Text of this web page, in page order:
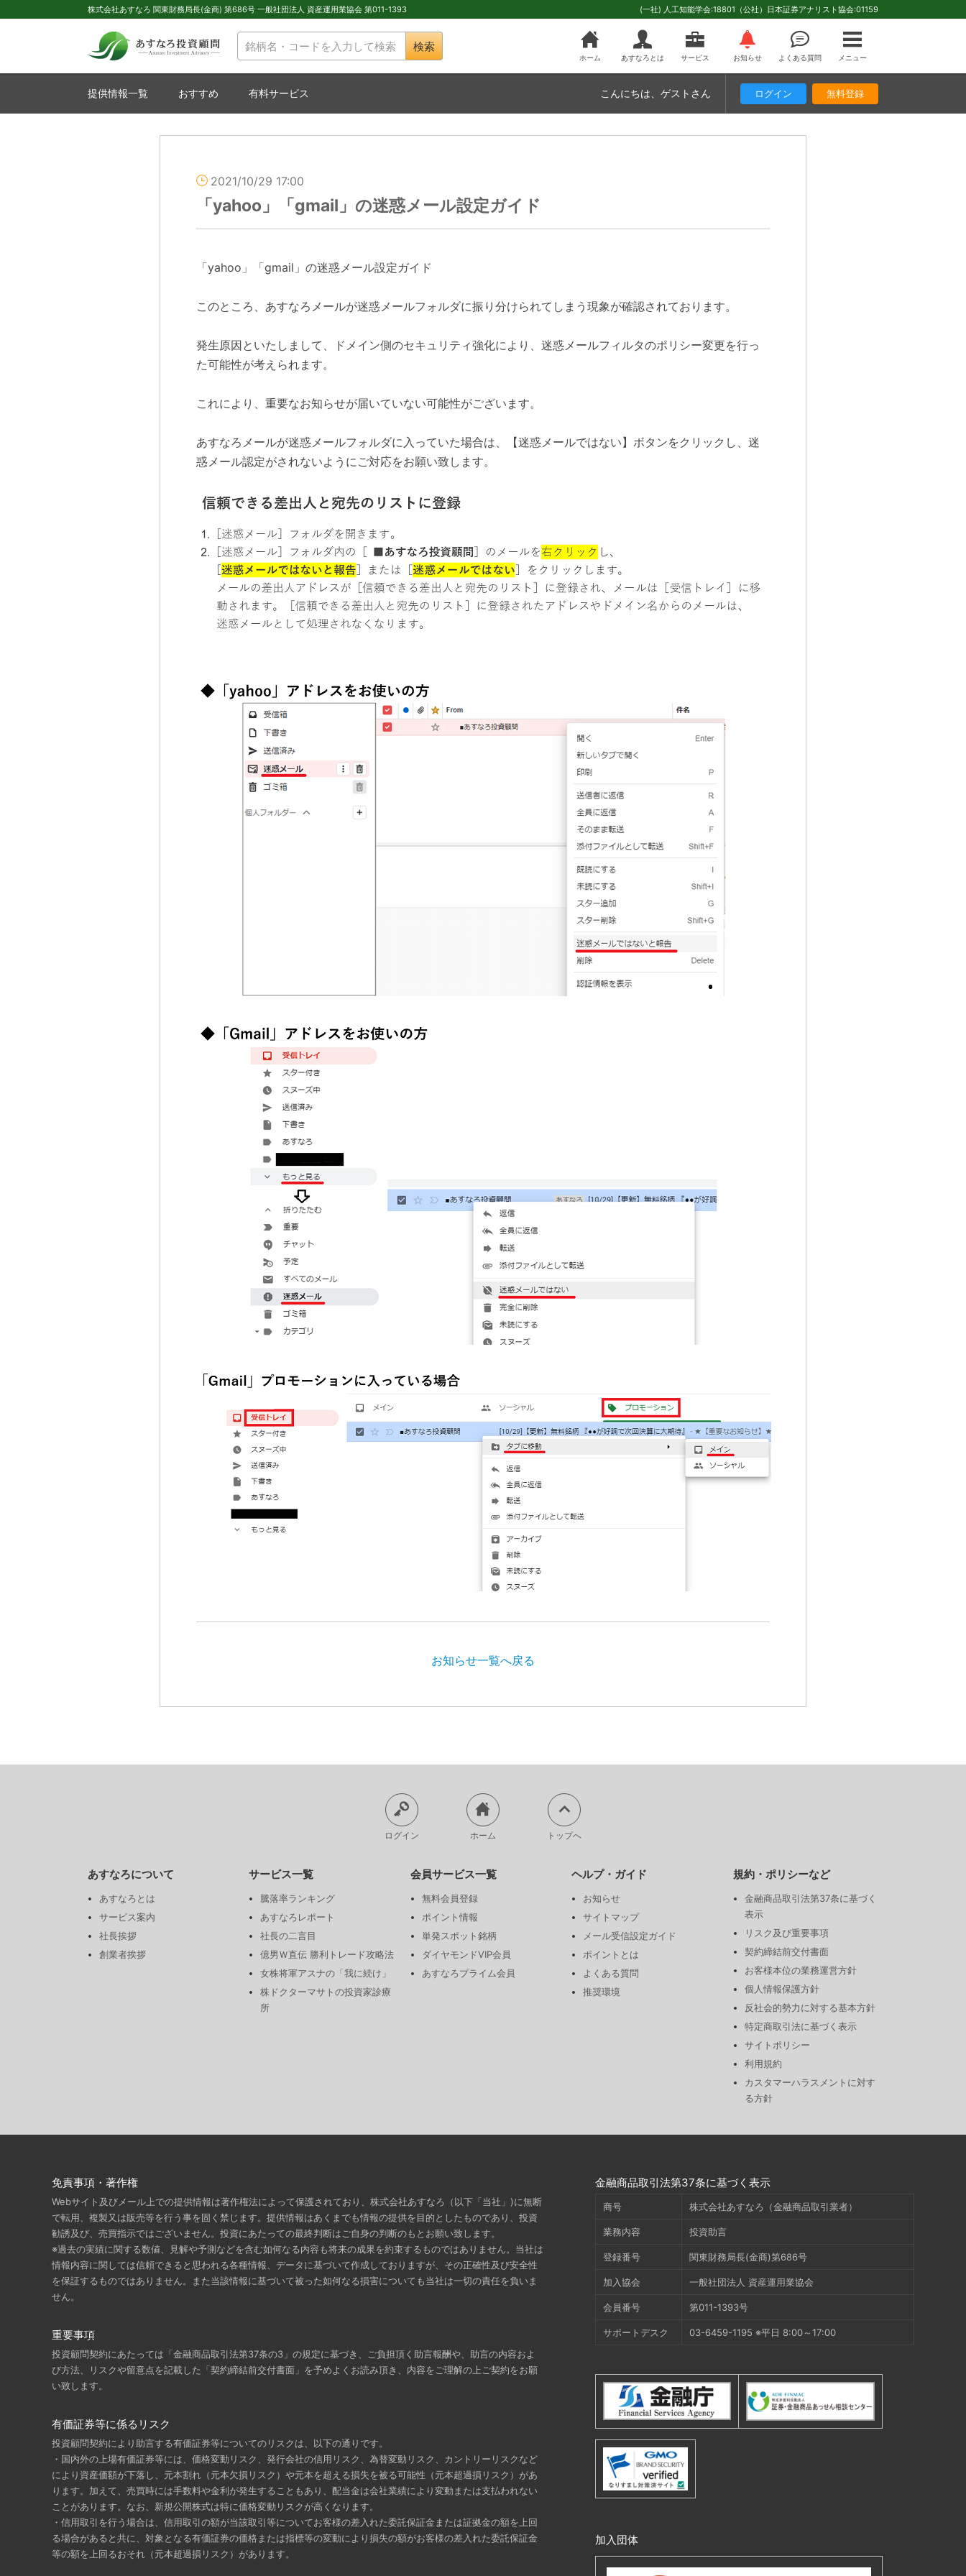
株式会社あすなろ 関東財務局長(金商) 第686号 一般社団法人 資産運用業協会 第011-1393 (一社) 人工知能学会:18801（公社）日本証券アナリスト協会:01159
検索
ホーム あすなろとは サービス お知らせ よくある質問 メニュー
提供情報一覧 おすすめ 有料サービス こんにちは 、ゲストさん ログイン 無料登録
2021/10/29 17:00
「yahoo」「gmail」の迷惑メール設定ガイド
「yahoo」「gmail」の迷惑メール設定ガイド
このところ、あすなろメールが迷惑メールフォルダに振り分けられてしまう現象が確認されております。
発生原因といたしまして、ドメイン側のセキュリティ強化により、迷惑メールフィルタのポリシー変更を行っ
た可能性が考えられます。
これにより、重要なお知らせが届いていない可能性がございます。
あすなろメールが迷惑メールフォルダに入っていた場合は、【迷惑メールではない】ボタンをクリックし、迷
惑メール認定がされないようにご対応をお願い致します。
お知らせ一覧へ戻る
ログイン ホーム トップへ
あすなろについて
あすなろとは
サービス案内
社長挨拶
創業者挨拶
サービス一覧
騰落率ランキング
あすなろレポート
社長の二言目
億男Ｗ直伝 勝利トレード攻略法
女株将軍アスナの「我に続け」
株ドクターマサトの投資家診療
所
会員サービス一覧
無料会員登録
ポイント情報
単発スポット銘柄
ダイヤモンドVIP会員
あすなろプライム会員
ヘルプ・ガイド
お知らせ
サイトマップ
メール受信設定ガイド
ポイントとは
よくある質問
推奨環境
規約・ポリシーなど
金融商品取引法第37条に基づく
表示
リスク及び重要事項
契約締結前交付書面
お客様本位の業務運営方針
個人情報保護方針
反社会的勢力に対する基本方針
特定商取引法に基づく表示
サイトポリシー
利用規約
カスタマーハラスメントに対す
る方針
免責事項・著作権
Webサイト及びメール上での提供情報は著作権法によって保護されており、株式会社あすなろ（以下「当社」)に無断
で転用、複製又は販売等を行う事を固く禁じます。提供情報はあくまでも情報の提供を目的としたものであり、投資
勧誘及び、売買指示ではございません。投資にあたっての最終判断はご自身の判断のもとお願い致します。
※過去の実績に関する数値、見解や予測などを含む如何なる内容も将来の成果を約束するものではありません。当社は
情報内容に関しては信頼できると思われる各種情報、データに基づいて作成しておりますが、その正確性及び安全性
を保証するものではありません。また当該情報に基づいて被った如何なる損害についても当社は一切の責任を負いま
せん。
重要事項
投資顧問契約にあたっては「金融商品取引法第37条の3」の規定に基づき、ご負担頂く助言報酬や、助言の内容およ
び方法、リスクや留意点を記載した「契約締結前交付書面」を予めよくお読み頂き、内容をご理解の上ご契約をお願
い致します。
有価証券等に係るリスク
投資顧問契約により助言する有価証券等についてのリスクは、以下の通りです。
・国内外の上場有価証券等には、価格変動リスク、発行会社の信用リスク、為替変動リスク、カントリーリスクなど
により資産価額が下落し、元本割れ（元本欠損リスク）や元本を超える損失を被る可能性（元本超過損リスク）があ
ります。加えて、売買時には手数料や金利が発生することもあり、配当金は会社業績により変動または支払われない
ことがあります。なお、新規公開株式は特に価格変動リスクが高くなります。
・信用取引を行う場合は、信用取引の額が当該取引等についてお客様の差入れた委託保証金または証拠金の額を上回
る場合があると共に、対象となる有価証券の価格または指標等の変動により損失の額がお客様の差入れた委託保証金
等の額を上回るおそれ（元本超過損リスク）があります。
金融商品取引法第37条に基づく表示
商号 株式会社あすなろ（金融商品取引業者）
業務内容 投資助言
登録番号 関東財務局長(金商)第686号
加入協会 一般社団法人 資産運用業協会
会員番号 第011-1393号
サポートデスク 03-6459-1195 ※平日 8:00～17:00
加入団体